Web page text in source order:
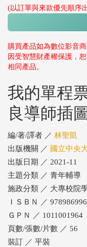
(以訂單與來款優先順序
購買產品如為數位影音
因受智慧財產權保護，
相同產品。
我的單程
良導師插
編/著/譯者 ／ 林聖凱
出版機關 ／ 國立中央
出版日期 ／ 2021-11
主題分類 ／ 青年輔導
施政分類 ／ 大專校院
ＩＳＢＮ ／
ＧＰＮ ／ 1011001964
頁數/張數/片數 ／ 56
裝訂 ／ 平裝